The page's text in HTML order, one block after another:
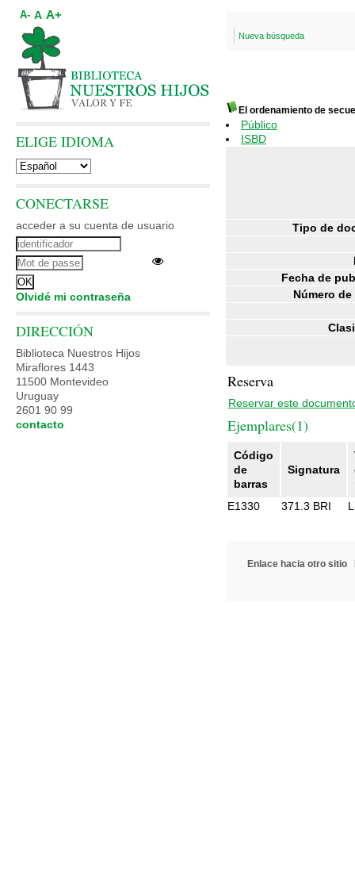
Nueva búsqueda
El ordenamiento de
Público
ISBD
Tipo de
Fecha de
Número
Reserva
Reservar este
Ejemplares(1)
Código
de
barras
Signatura
E1330
371.3 BRI
Enlace hacia otro sitio
A- A A+
ELIGE IDIOMA
CONECTARSE
acceder a su cuenta de usuario
Olvidé mi contraseña
DIRECCIÓN
Biblioteca Nuestros Hijos
Miraflores 1443
11500 Montevideo
Uruguay
2601 90 99
contacto